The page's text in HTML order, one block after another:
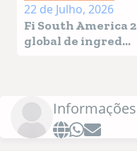
22 de Julho, 2026
Fi South America
global de ingred...
Informações